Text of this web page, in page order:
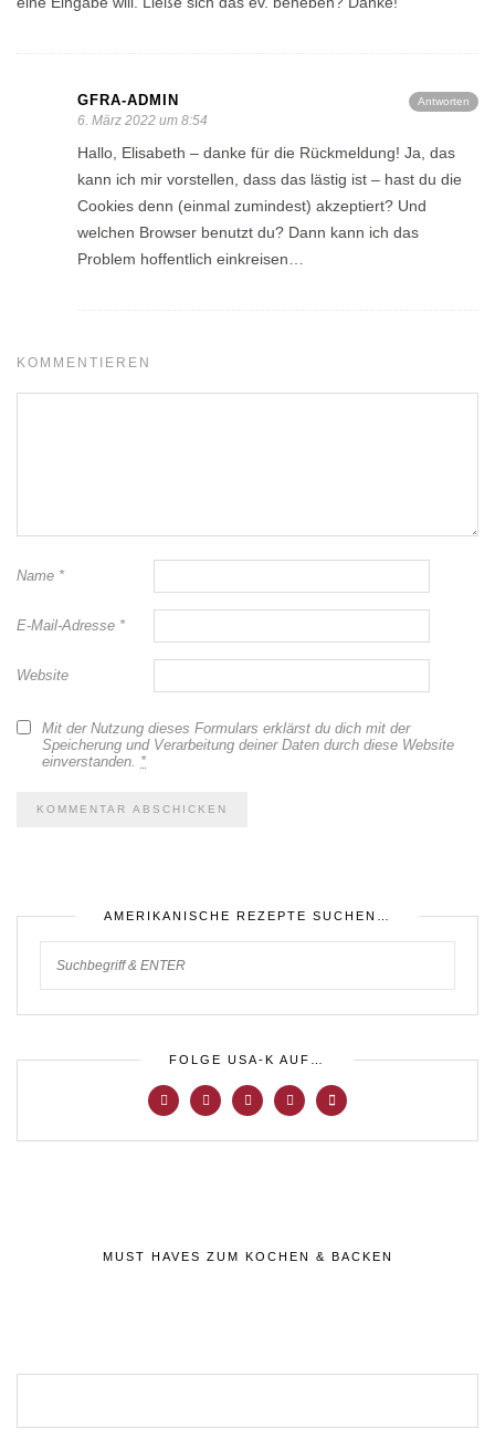
Antworten
GFRA-ADMIN
6. März 2022 um 8:54
Hallo, Elisabeth – danke für die Rückmeldung! Ja, das
kann ich mir vorstellen, dass das lästig ist – hast du die
Cookies denn (einmal zumindest) akzeptiert? Und
welchen Browser benutzt du? Dann kann ich das
Problem hoffentlich einkreisen…
KOMMENTIEREN
Name *
E-Mail-Adresse *
Website
Mit der Nutzung dieses Formulars erklärst du dich mit der
Speicherung und Verarbeitung deiner Daten durch diese Website
einverstanden. *
AMERIKANISCHE REZEPTE SUCHEN…
FOLGE USA-K AUF…
MUST HAVES ZUM KOCHEN & BACKEN